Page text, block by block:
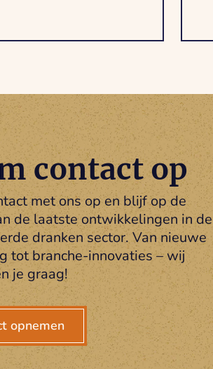
contact op
met ons op en blijf op de
de laatste ontwikkelingen in de
dranken sector. Van nieuwe
tot branche-innovaties – wij
je graag!
opnemen